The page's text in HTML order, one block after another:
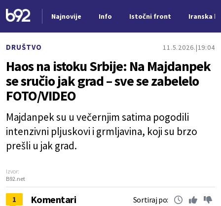
Najnovije Info Istočni front Iranska
DRUŠTVO 11.5.2026. 19:04
Haos na istoku Srbije: Na Majdanpek
se sručio jak grad – sve se zabelelo
FOTO/VIDEO
Majdanpek su u večernjim satima pogodili
intenzivni pljuskovi i grmljavina, koji su brzo
prešli u jak grad.
Izvor:
B92.net
1 Komentari Sortiraj po: